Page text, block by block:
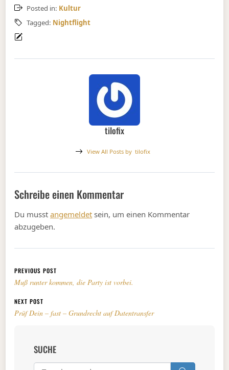
Posted in: Kultur
Tagged: Nightflight
tilofix
View All Posts by tilofix
Schreibe einen Kommentar
Du musstangemeldet sein, um einen Kommentar
abzugeben.
Beitragsnavigation
PREVIOUS POST
Muß runter kommen, die Party ist vorbei.
NEXT POST
Prüf Dein – fast – Grundrecht auf Datentransfer
SUCHE